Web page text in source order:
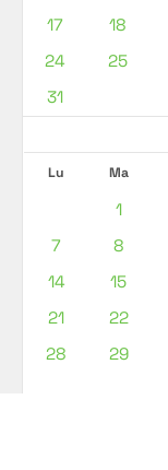
17
18
24
25
31
Lu Ma
1
7
8
14
15
21
22
28
29